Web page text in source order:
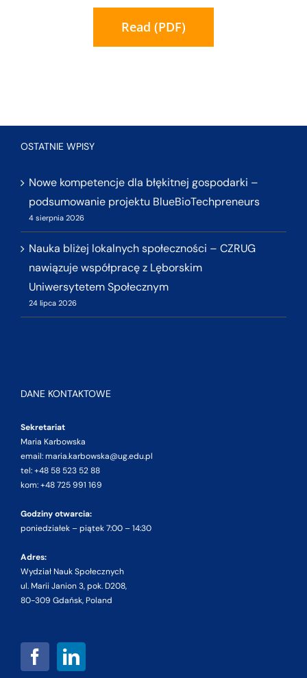
Read (PDF)
OSTATNIE WPISY
Nowe kompetencje dla błękitnej gospodarki –
podsumowanie projektu BlueBioTechpreneurs
4 sierpnia 2026
Nauka bliżej lokalnych społeczności – CZRUG
nawiązuje współpracę z Lęborskim
Uniwersytetem Społecznym
24 lipca 2026
DANE KONTAKTOWE
Sekretariat
Maria Karbowska
email: maria.karbowska@ug.edu.pl
tel: +48 58 523 52 88
kom: +48 725 991 169
Godziny otwarcia:
poniedziałek – piątek 7:00 – 14:30
Adres:
Wydział Nauk Społecznych
ul. Marii Janion 3, pok. D208,
80-309 Gdańsk, Poland